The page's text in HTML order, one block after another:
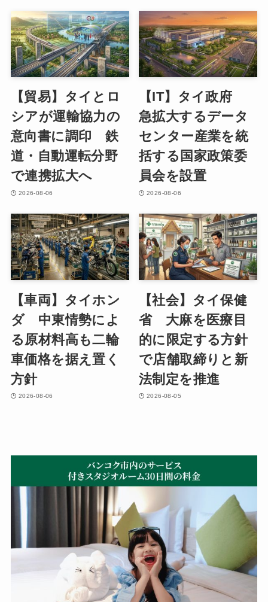
【貿易】タイとロ
シアが運輸協力の
意向書に調印 鉄
道・自動運転分野
で連携拡大へ
2026-08-06
【IT】タイ政府
急拡大するデータ
センター産業を統
括する国家政策委
員会を設置
2026-08-06
【車両】タイホン
ダ 中東情勢によ
る原材料高も二輪
車価格を据え置く
方針
2026-08-06
【社会】タイ保健
省 大麻を医療目
的に限定する方針
で店舗取締りと新
法制定を推進
2026-08-05